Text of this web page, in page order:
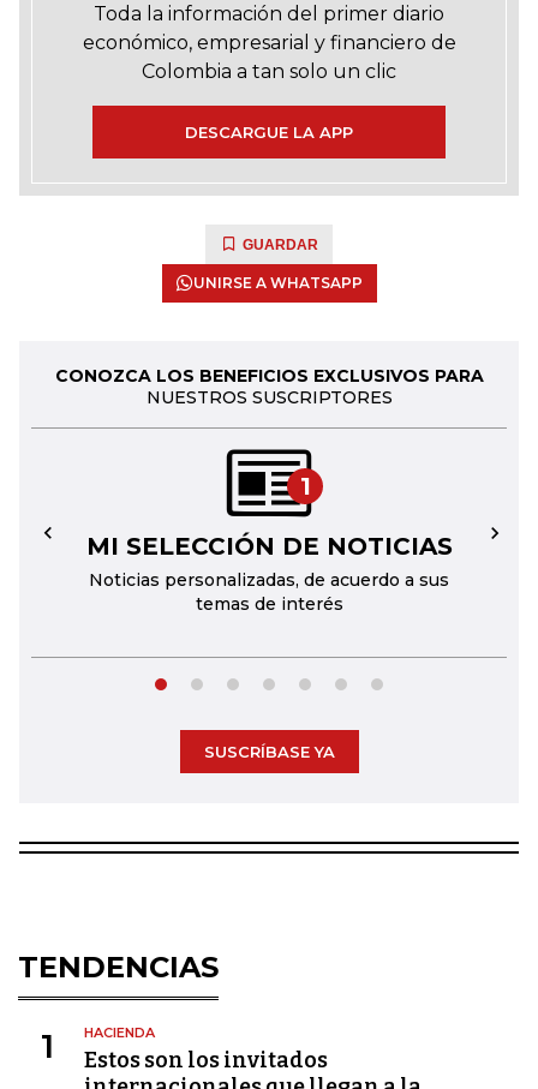
Toda la información del primer diario
económico, empresarial y financiero de
Colombia a tan solo un clic
DESCARGUE LA APP
GUARDAR
UNIRSE A WHATSAPP
CONOZCA LOS BENEFICIOS EXCLUSIVOS PARA
NUESTROS SUSCRIPTORES
1
MI SELECCIÓN DE NOTICIAS
Noticias personalizadas, de acuerdo a sus
temas de interés
← →
SUSCRÍBASE YA
TENDENCIAS
1 HACIENDA
Estos son los invitados